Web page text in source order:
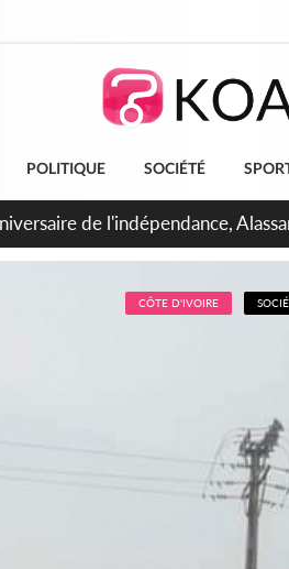
POLITIQUE SOCIÉTÉ
Amadou Oury Bah admire le
CÔTE D'IVOIRE